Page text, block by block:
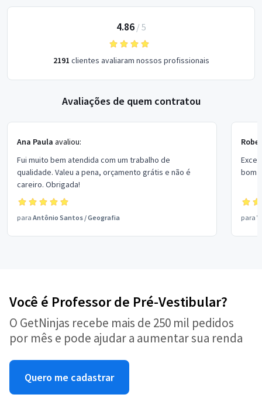
4.86/ 5
2191 clientes avaliaram nossos profissionais
Avaliações de quem contratou
Ana Paula avaliou:
Fui muito bem atendida com um trabalho de
qualidade. Valeu a pena, orçamento grátis e não é
careiro. Obrigada!
para Antônio Santos /Geografia
bom
para
Você é Professor de Pré-Vestibular?
O GetNinjas recebe mais de 250 mil pedidos
por mês e pode ajudar a aumentar sua renda
Quero me cadastrar